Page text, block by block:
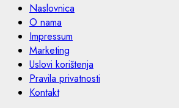
Naslovnica
O nama
Impressum
Marketing
Uslovi korištenja
Pravila privatnosti
Kontakt